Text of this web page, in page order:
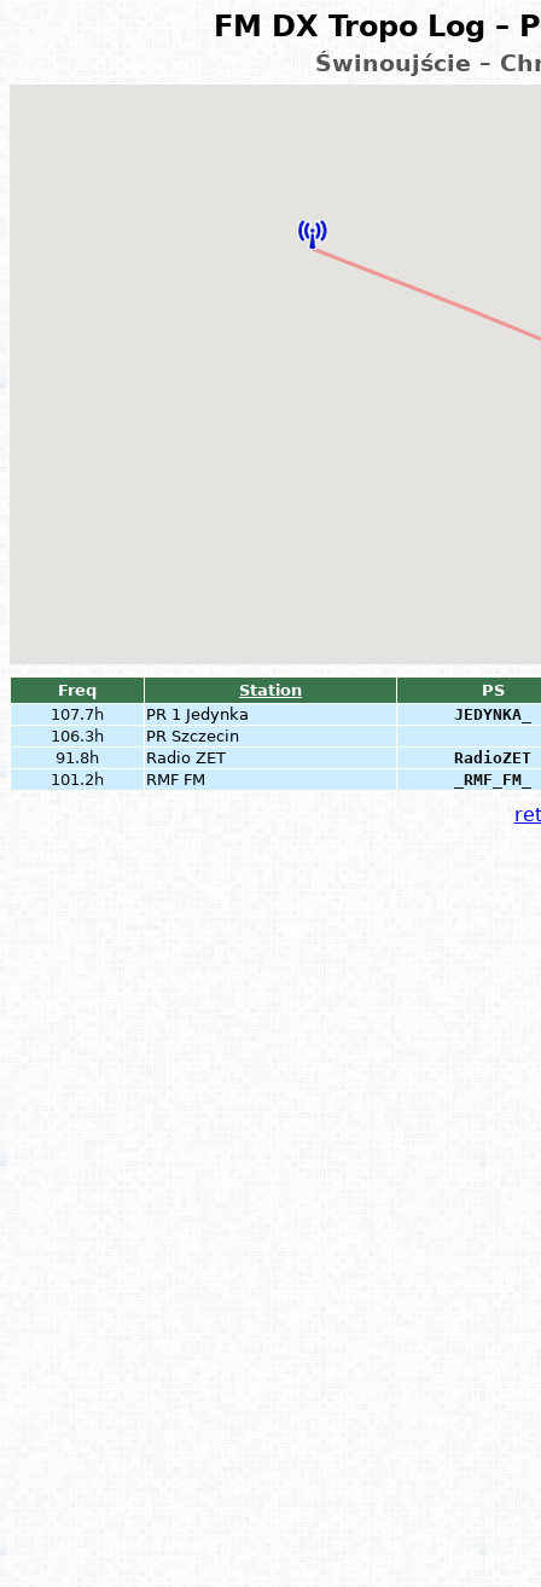
FM DX Tropo Log –
Świnoujście –
Freq Station
PS
107.7h
PR 1 Jedynka
JEDYNKA_
106.3h
PR Szczecin
91.8h
Radio ZET
RadioZET
101.2h
RMF FM _RMF_FM_